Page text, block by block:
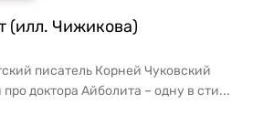
(илл. Чижикова)
писатель Корней Чуковский
доктора Айболита – одну в сти...